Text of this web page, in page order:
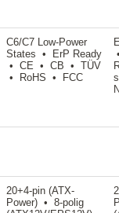
C6/C7 Low-Power
States • ErP Ready
• CE • CB • TÜV
• RoHS • FCC
20+4-pin (ATX-
Power) • 8-polig